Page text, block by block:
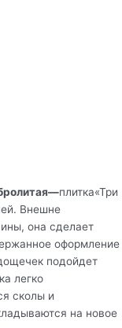
—плитка«Три
Внешне
она сделает
оформление
подойдет
легко
сколы и
на новое